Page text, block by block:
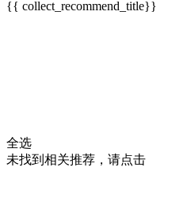
{{ collect_recommend_title}}
全选
未找到相关推荐，请点击